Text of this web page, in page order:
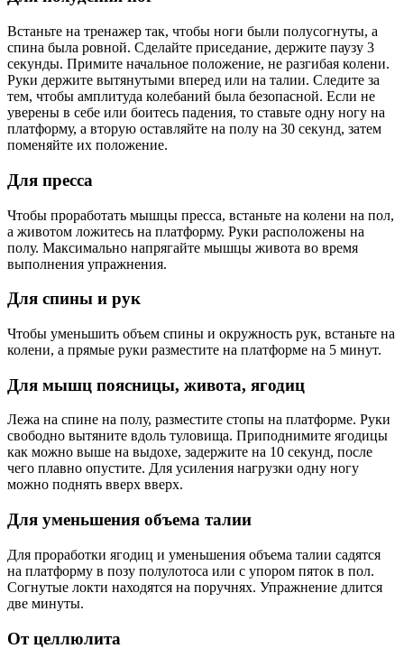
Встаньте на тренажер так, чтобы ноги были полусогнуты, а
спина была ровной. Сделайте приседание, держите паузу 3
секунды. Примите начальное положение, не разгибая колени.
Руки держите вытянутыми вперед или на талии. Следите за
тем, чтобы амплитуда колебаний была безопасной. Если не
уверены в себе или боитесь падения, то ставьте одну ногу на
платформу, а вторую оставляйте на полу на 30 секунд, затем
поменяйте их положение.
Для пресса
Чтобы проработать мышцы пресса, встаньте на колени на пол,
а животом ложитесь на платформу. Руки расположены на
полу. Максимально напрягайте мышцы живота во время
выполнения упражнения.
Для спины и рук
Чтобы уменьшить объем спины и окружность рук, встаньте на
колени, а прямые руки разместите на платформе на 5 минут.
Для мышц поясницы, живота, ягодиц
Лежа на спине на полу, разместите стопы на платформе. Руки
свободно вытяните вдоль туловища. Приподнимите ягодицы
как можно выше на выдохе, задержите на 10 секунд, после
чего плавно опустите. Для усиления нагрузки одну ногу
можно поднять вверх вверх.
Для уменьшения объема талии
Для проработки ягодиц и уменьшения объема талии садятся
на платформу в позу полулотоса или с упором пяток в пол.
Согнутые локти находятся на поручнях. Упражнение длится
две минуты.
От целлюлита